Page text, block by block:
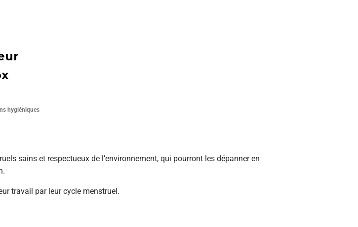
hygiéniques
sains et respectueux de l’environnement, qui pourront les dépanner en
travail par leur cycle menstruel.